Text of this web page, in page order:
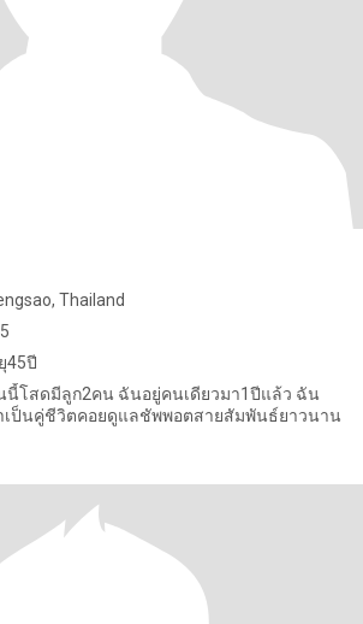
Thailand
45ปี
นี้โสดมีลูก2คน ฉันอยู่คนเดียวมา1ปีแล้ว ฉัน
เป็นคู่ชีวิตคอยดูแลชัพพอตสายสัมพันธ์ยาวนาน